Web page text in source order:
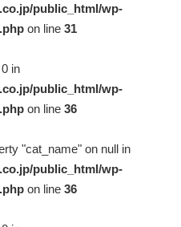
public_html/wp-
on line31
in
public_html/wp-
on line36
"cat_name" on null in
public_html/wp-
on line36